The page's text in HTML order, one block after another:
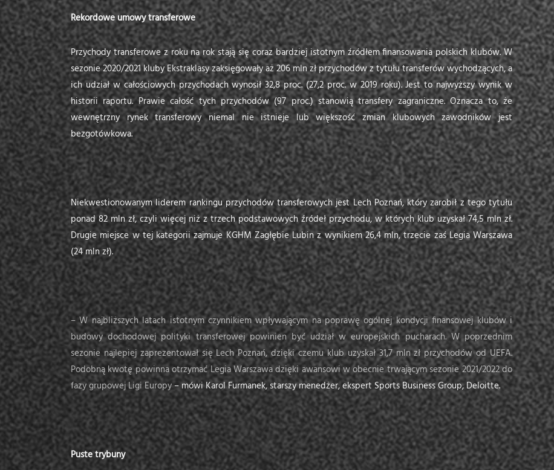
Rekordowe umowy transferowe
Przychody transferowe z roku na rok stają się coraz bardziej istotnym źródłem finansowania polskich klubów. W
sezonie 2020/2021 kluby Ekstraklasy zaksięgowały aż 206 mln zł przychodów z tytułu transferów wychodzących, a
ich udział w całościowych przychodach wynosił 32,8 proc. (27,2 proc. w 2019 roku). Jest to najwyższy wynik w
historii raportu. Prawie całość tych przychodów (97 proc.) stanowią transfery zagraniczne. Oznacza to, że
wewnętrzny rynek transferowy niemal nie istnieje lub większość zmian klubowych zawodników jest
bezgotówkowa.
Niekwestionowanym liderem rankingu przychodów transferowych jest Lech Poznań, który zarobił z tego tytułu
ponad 82 mln zł, czyli więcej niż z trzech podstawowych źródeł przychodu, w których klub uzyskał 74,5 mln zł.
Drugie miejsce w tej kategorii zajmuje KGHM Zagłębie Lubin z wynikiem 26,4 mln, trzecie zaś Legia Warszawa
(24 mln zł).
– W najbliższych latach istotnym czynnikiem wpływającym na poprawę ogólnej kondycji finansowej klubów i
budowy dochodowej polityki transferowej powinien być udział w europejskich pucharach. W poprzednim
sezonie najlepiej zaprezentował się Lech Poznań, dzięki czemu klub uzyskał 31,7 mln zł przychodów od UEFA.
Podobną kwotę powinna otrzymać Legia Warszawa dzięki awansowi w obecnie trwającym sezonie 2021/2022 do
fazy grupowej Ligi Europy– mówi Karol Furmanek, starszy menedżer, ekspert Sports Business Group, Deloitte.
Puste trybuny